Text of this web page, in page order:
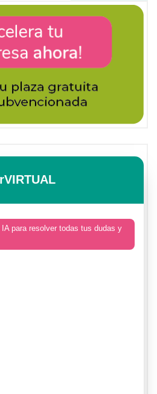
para resolver todas tus dudas y